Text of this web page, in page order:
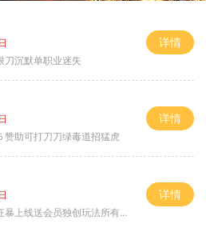
刀沉默单职业迷失
详情
赞助可打刀刀绿毒道招猛虎
详情
上线送会员独创玩法所有装备靠
详情